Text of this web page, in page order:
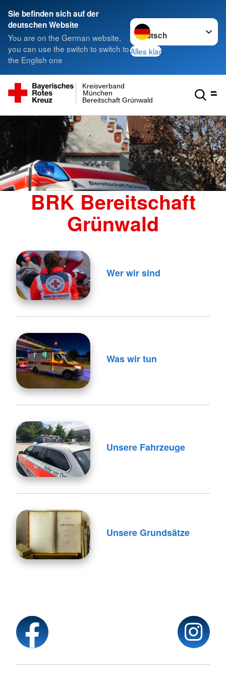
Sie befinden sich auf der
deutschen Website
You are on the German website,
you can use the switch to switch to
the English one
Sprache wechseln zu
Alles klar
Bereitschaft Grünwald
München
Kreisverband
BRK Bereitschaft
Grünwald
Wer wir sind
Was wir tun
Unsere Fahrzeuge
Unsere Grundsätze